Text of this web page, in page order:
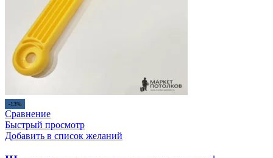
-13%
Сравнение
Быстрый просмотр
Добавить в список желаний